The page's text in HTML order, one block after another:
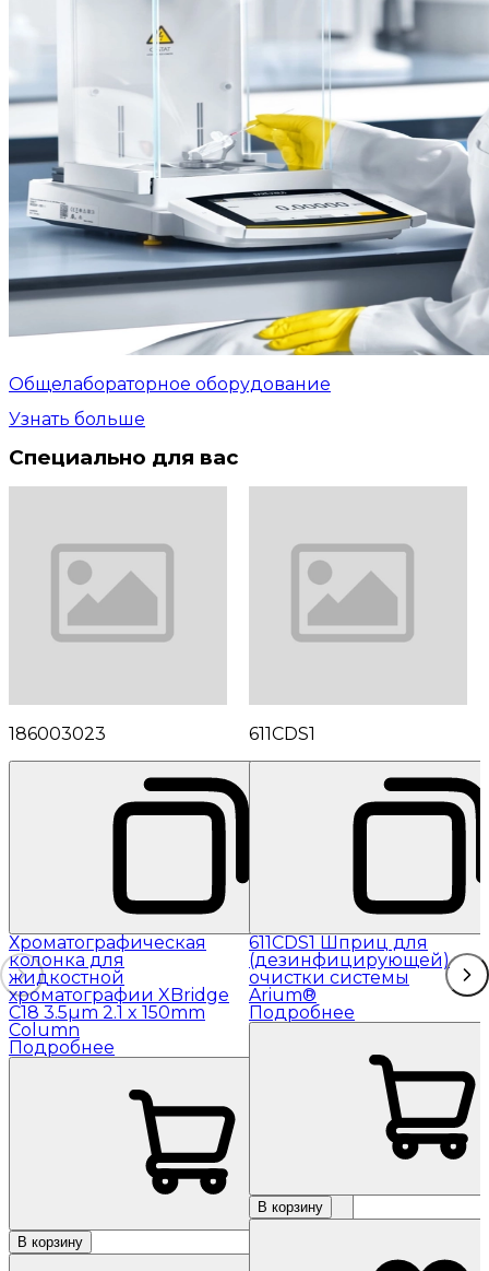
Общелабораторное оборудование
Узнать больше
Специально для вас
186003023
Хроматографическая
колонка для
жидкостной
хроматографии XBridge
C18 3.5µm 2.1 x 150mm
Column
Подробнее
В корзину
611CDS1
611CDS1 Шприц для
(дезинфицирующей)
очистки системы
Arium®
Подробнее
В корзину